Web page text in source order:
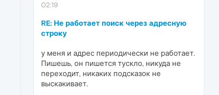
02:19
RE: Не работает поиск через адресную
строку
у меня и адрес периодически не работает.
Пишешь, он пишется тускло, никуда не
переходит, никаких подсказок не
выскакивает.